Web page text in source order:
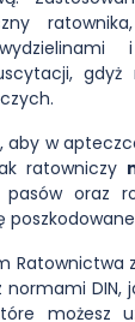
i
w
ratowniczy
oraz
Ratownictwa
DIN,
możesz